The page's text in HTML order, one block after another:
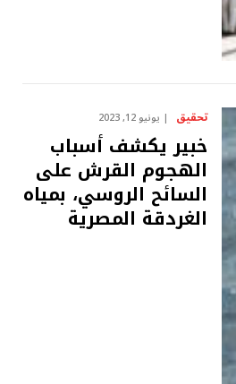
تحقيق يونيو 12, 2023
خبير يكشف أسباب
الهجوم القرش على
السائح الروسي، بمياه
الغردقة المصرية